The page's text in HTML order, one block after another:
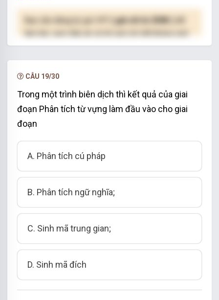
( giá chỉ từ 250K )
hạn.
CÂU 19/30
Trong một trình biên dịch thì kết quả của giai
đoạn Phân tích từ vựng làm đầu vào cho giai
đoạn
A. Phân tích cú pháp
B. Phân tích ngữ nghĩa;
C. Sinh mã trung gian;
D. Sinh mã đích